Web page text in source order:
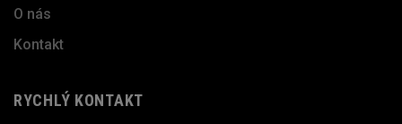
O nás
Kontakt
RYCHLÝ KONTAKT